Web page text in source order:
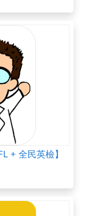
+ 全民英檢】